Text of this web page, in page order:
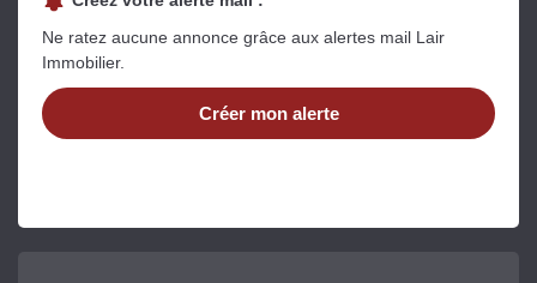
Ne ratez aucune annonce grâce aux alertes mail Lair
Immobilier.
Créer mon alerte